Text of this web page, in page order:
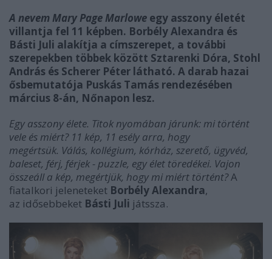
A nevem Mary Page Marlowe egy asszony életét
villantja fel 11 képben. Borbély Alexandra és
Básti Juli alakítja a címszerepet, a további
szerepekben többek között Sztarenki Dóra, Stohl
András és Scherer Péter látható. A darab hazai
ősbemutatója Puskás Tamás rendezésében
március 8-án, Nőnapon lesz.
Egy asszony élete. Titok nyomában járunk: mi történt
vele és miért? 11 kép, 11 esély arra, hogy
megértsük. Válás, kollégium, kórház, szerető, ügyvéd,
baleset, férj, férjek - puzzle, egy élet töredékei. Vajon
összeáll a kép, megértjük, hogy mi miért történt?A
fiatalkori jeleneteket Borbély Alexandra,
az idősebbeket Básti Juli játssza.